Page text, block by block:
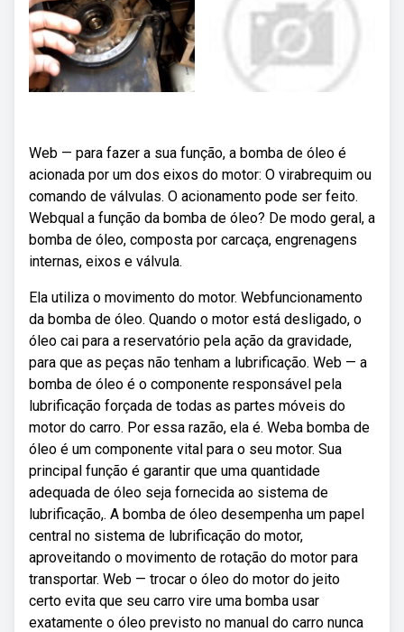
Web — para fazer a sua função, a bomba de óleo é
acionada por um dos eixos do motor: O virabrequim ou
comando de válvulas. O acionamento pode ser feito.
Webqual a função da bomba de óleo? De modo geral, a
bomba de óleo, composta por carcaça, engrenagens
internas, eixos e válvula.
Ela utiliza o movimento do motor. Webfuncionamento
da bomba de óleo. Quando o motor está desligado, o
óleo cai para a reservatório pela ação da gravidade,
para que as peças não tenham a lubrificação. Web — a
bomba de óleo é o componente responsável pela
lubrificação forçada de todas as partes móveis do
motor do carro. Por essa razão, ela é. Weba bomba de
óleo é um componente vital para o seu motor. Sua
principal função é garantir que uma quantidade
adequada de óleo seja fornecida ao sistema de
lubrificação,. A bomba de óleo desempenha um papel
central no sistema de lubrificação do motor,
aproveitando o movimento de rotação do motor para
transportar. Web — trocar o óleo do motor do jeito
certo evita que seu carro vire uma bomba usar
exatamente o óleo previsto no manual do carro nunca